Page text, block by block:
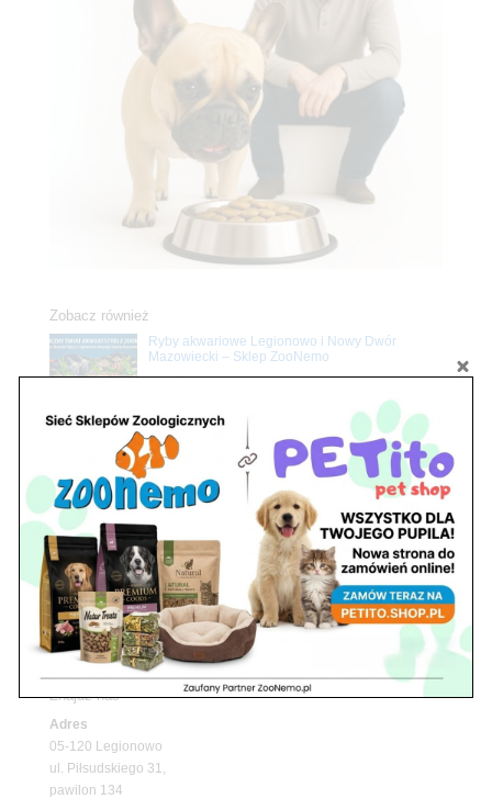
Zobacz również
Ryby akwariowe Legionowo i Nowy Dwór
Mazowiecki – Sklep ZooNemo
Z Życia Sklepu
Stwórz podwodne arcydzieło: Najpiękniejsze
rośliny akwariowe w ZooNemo – Legionowo i
Nowy Dwór Mazowiecki
Promocje
Upały wracają! Zadbaj o komfort swojego pupila
z matami chłodzącymi ZooNemo
Z Życia Sklepu
Petito Pet Shop – Internetowy Sklep Zoologiczny
Online! Wszystko Dla Twojego Pupila | ZooNemo
Znajdź nas
Adres
05-120 Legionowo
ul. Piłsudskiego 31,
pawilon 134